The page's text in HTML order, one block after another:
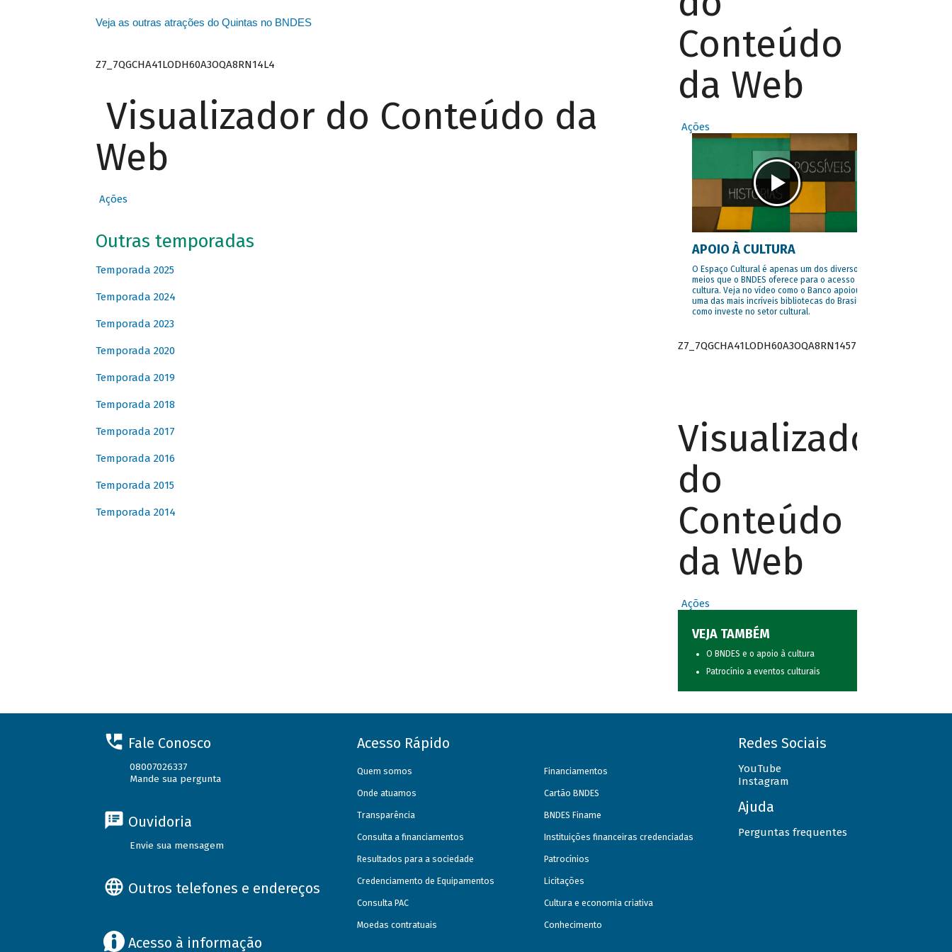
Veja as outras atrações do Quintas no BNDES
Z7_7QGCHA41LODH60A3OQA8RN14L4
Visualizador do Conteúdo da
Web
Ações
Outras temporadas
Temporada 2025
Temporada 2024
Temporada 2023
Temporada 2020
Temporada 2019
Temporada 2018
Temporada 2017
Temporada 2016
Temporada 2015
Temporada 2014
Conteúdo
da Web
Ações
APOIO À CULTURA
O Espaço Cultural é apenas um dos diversos
meios que o BNDES oferece para o acesso à
cultura. Veja no vídeo como o Banco apoiou
uma das mais incríveis bibliotecas do Brasil e
como investe no setor cultural.
Z7_7QGCHA41LODH60A3OQA8RN1457
Visualizador
do
Conteúdo
da Web
Ações
VEJA TAMBÉM
O BNDES e o apoio à cultura
Patrocínio a eventos culturais
Fale Conosco
08007026337
Mande sua pergunta
Ouvidoria
Envie sua mensagem
Outros telefones e endereços
Acesso à informação
Acesso Rápido
Quem somos
Onde atuamos
Transparência
Consulta a financiamentos
Resultados para a sociedade
Credenciamento de Equipamentos
Consulta PAC
Moedas contratuais
Financiamentos
Cartão BNDES
BNDES Finame
Instituições financeiras credenciadas
Patrocínios
Licitações
Cultura e economia criativa
Conhecimento
Redes Sociais
YouTube
Instagram
Ajuda
Perguntas frequentes